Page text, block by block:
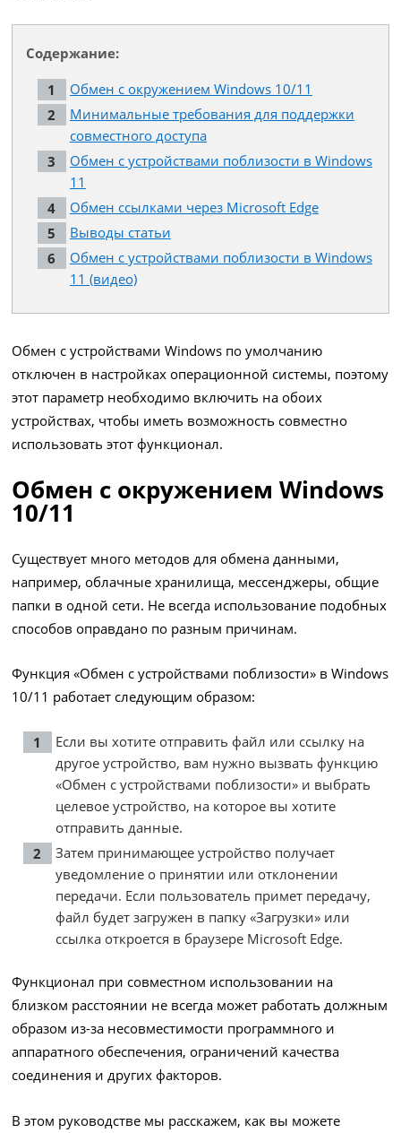
Содержание:
Обмен с окружением Windows 10/11
Минимальные требования для поддержки
совместного доступа
Обмен с устройствами поблизости в Windows
11
Обмен ссылками через Microsoft Edge
Выводы статьи
Обмен с устройствами поблизости в Windows
11 (видео)
Обмен с устройствами Windows по умолчанию
отключен в настройках операционной системы, поэтому
этот параметр необходимо включить на обоих
устройствах, чтобы иметь возможность совместно
использовать этот функционал.
Обмен с окружением Windows
10/11
Существует много методов для обмена данными,
например, облачные хранилища, мессенджеры, общие
папки в одной сети. Не всегда использование подобных
способов оправдано по разным причинам.
Функция «Обмен с устройствами поблизости» в Windows
10/11 работает следующим образом:
Если вы хотите отправить файл или ссылку на
другое устройство, вам нужно вызвать функцию
«Обмен с устройствами поблизости» и выбрать
целевое устройство, на которое вы хотите
отправить данные.
Затем принимающее устройство получает
уведомление о принятии или отклонении
передачи. Если пользователь примет передачу,
файл будет загружен в папку «Загрузки» или
ссылка откроется в браузере Microsoft Edge.
Функционал при совместном использовании на
близком расстоянии не всегда может работать должным
образом из-за несовместимости программного и
аппаратного обеспечения, ограничений качества
соединения и других факторов.
В этом руководстве мы расскажем, как вы можете